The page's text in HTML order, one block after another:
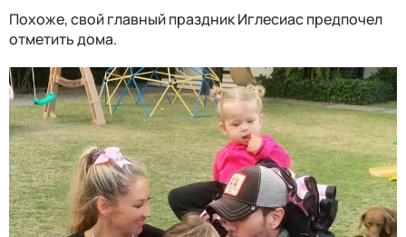
Похоже, свой главный праздник Иглесиас предпочел
отметить дома.